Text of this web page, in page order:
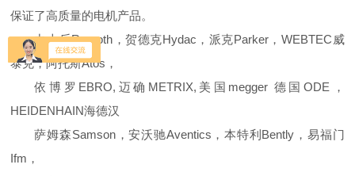
保证了高质量的电机产品。
力士乐Rexroth，贺德克Hydac，派克Parker，WEBTEC威
泰克，阿托斯Atos，
依博罗EBRO,迈确METRIX,美国megger 德国ODE，
HEIDENHAIN海德汉
萨姆森Samson，安沃驰Aventics，本特利Bently，易福门
Ifm，